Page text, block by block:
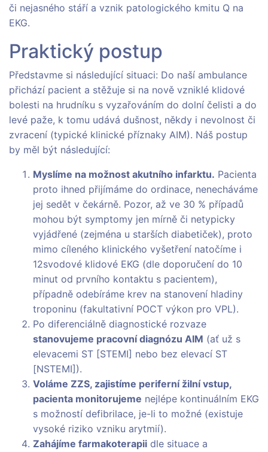
či nejasného stáří a vznik patologického kmitu Q na
EKG.
Praktický postup
Představme si následující situaci: Do naší ambulance
přichází pacient a stěžuje si na nově vzniklé klidové
bolesti na hrudníku s vyzařováním do dolní čelisti a do
levé paže, k tomu udává dušnost, někdy i nevolnost či
zvracení (typické klinické příznaky AIM). Náš postup
by měl být následující:
Myslíme na možnost akutního infarktu. Pacienta
proto ihned přijímáme do ordinace, nenecháváme
jej sedět v čekárně. Pozor, až ve 30 % případů
mohou být symptomy jen mírně či netypicky
vyjádřené (zejména u starších diabetiček), proto
mimo cíleného klinického vyšetření natočíme i
12svodové klidové EKG (dle doporučení do 10
minut od prvního kontaktu s pacientem),
případně odebíráme krev na stanovení hladiny
troponinu (fakultativní POCT výkon pro VPL).
Po diferenciálně diagnostické rozvaze
stanovujeme pracovní diagnózu AIM (ať už s
elevacemi ST [STEMI] nebo bez elevací ST
[NSTEMI]).
Voláme ZZS, zajistíme periferní žilní vstup,
pacienta monitorujeme nejlépe kontinuálním EKG
s možností defibrilace, je-li to možné (existuje
vysoké riziko vzniku arytmií).
Zahájíme farmakoterapii dle situace a